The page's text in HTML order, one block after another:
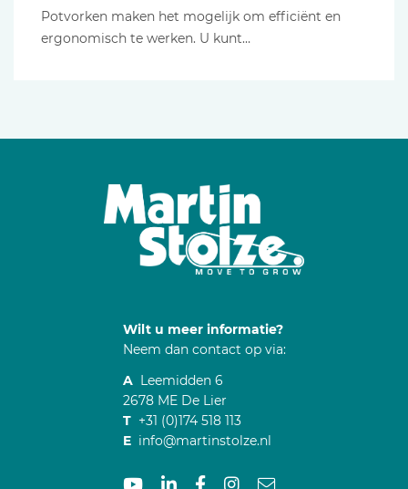
Potvorken maken het mogelijk om efficiënt en
ergonomisch te werken. U kunt…
Wilt u meer informatie?
Neem dan contact op via:
ALeemidden 6
2678 ME De Lier
T+31 (0)174 518 113
Einfo@martinstolze.nl